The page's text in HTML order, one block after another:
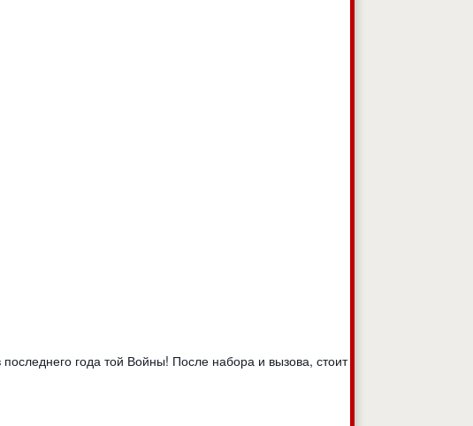
года той Войны! После набора и вызова, стоит далее